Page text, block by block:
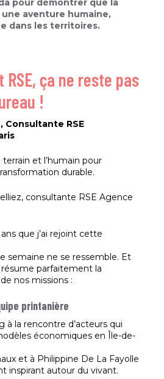
pour démontrer que la
une aventure humaine,
dans les territoires.
ça ne reste pas
!
Consultante RSE
et l’humain pour
durable.
consultante RSE Agence
que j’ai rejoint cette
semaine ne se ressemble. Et
parfaitement la
nos missions :
printanière
à la rencontre d’acteurs qui
économiques en Île-de-
et à Philippine De La Fayolle
inspirant autour du vivant.